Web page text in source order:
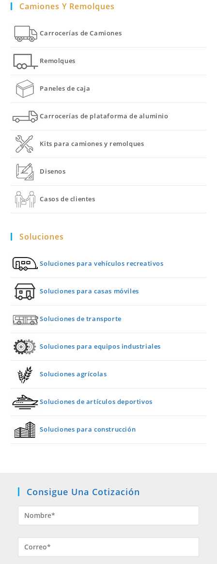
Camiones Y Remolques
Carrocerías de Camiones
Remolques
Paneles de caja
Carrocerías de plataforma de aluminio
Kits para camiones y remolques
Disenos
Casos de clientes
Soluciones
Soluciones para vehículos recreativos
Soluciones para casas móviles
Soluciones de transporte
Soluciones para equipos industriales
Soluciones agrícolas
Soluciones de artículos deportivos
Soluciones para construcción
Consigue Una Cotización